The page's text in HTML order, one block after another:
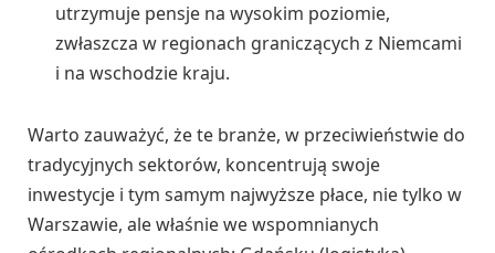
utrzymuje pensje na wysokim poziomie,
zwłaszcza w regionach graniczących z Niemcami
i na wschodzie kraju.
Warto zauważyć, że te branże, w przeciwieństwie do
tradycyjnych sektorów, koncentrują swoje
inwestycje i tym samym najwyższe płace, nie tylko w
Warszawie, ale właśnie we wspomnianych